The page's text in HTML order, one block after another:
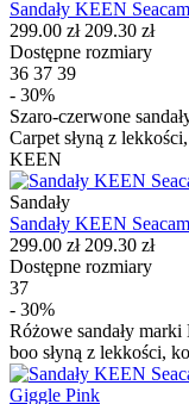
Sandały KEEN
299.00 zł 209.30 zł
Dostępne rozmiary
36 37 39
- 30%
Szaro-czerwone
Carpet słyną z
KEEN
Sandały
Sandały KEEN
299.00 zł 209.30 zł
Dostępne rozmiary
37
- 30%
Różowe sandały
boo słyną z lekkości,